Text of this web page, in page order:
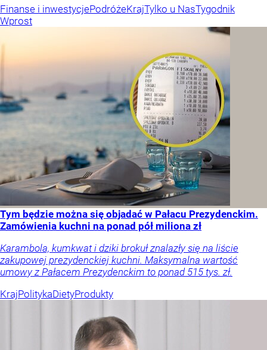
Finanse i inwestycjePodróżeKrajTylko u NasTygodnik
Wprost
Tym będzie można się objadać w Pałacu Prezydenckim.
Zamówienia kuchni na ponad pół miliona zł
Karambola, kumkwat i dziki brokuł znalazły się na liście
zakupowej prezydenckiej kuchni. Maksymalna wartość
umowy z Pałacem Prezydenckim to ponad 515 tys. zł.
KrajPolitykaDietyProdukty